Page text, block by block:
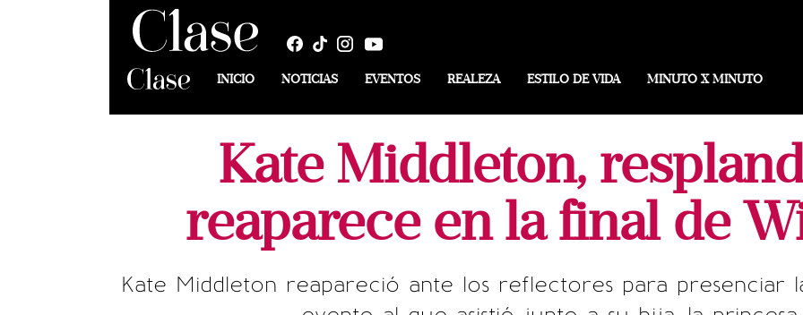
INICIO NOTICIAS EVENTOS REALEZA ESTILO DE VIDA MINUTO X MINUTO
Kate Middleton,
reaparece en la final de
Kate Middleton reapareció ante los reflectores para presenciar